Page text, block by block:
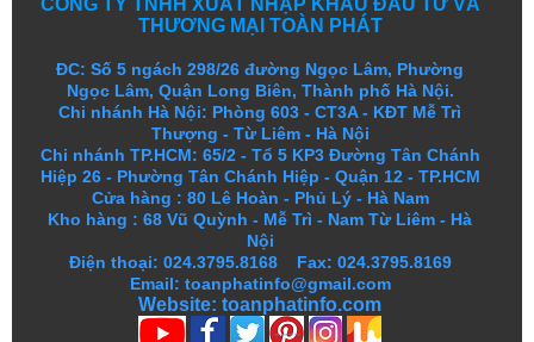
CÔNG TY TNHH XUẤT NHẬP KHẨU ĐẦU TƯ VÀ
THƯƠNG MẠI TOÀN PHÁT
ĐC: Số 5 ngách 298/26 đường Ngọc Lâm, Phường
Ngọc Lâm, Quận Long Biên, Thành phố Hà Nội.
Chi nhánh Hà Nội: Phòng 603 - CT3A - KĐT Mễ Trì
Thượng - Từ Liêm - Hà Nội
Chi nhánh TP.HCM: 65/2 - Tổ 5 KP3 Đường Tân Chánh
Hiệp 26 - Phường Tân Chánh Hiệp - Quận 12 - TP.HCM
Cửa hàng : 80 Lê Hoàn - Phủ Lý - Hà Nam
Kho hàng :68 Vũ Quỳnh - Mễ Trì - Nam Từ Liêm - Hà
Nội
Điện thoại: 024.3795.8168 Fax: 024.3795.8169
Email: toanphatinfo@gmail.com
Website: toanphatinfo.com